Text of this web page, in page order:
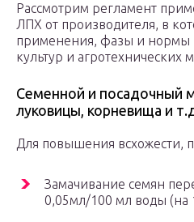
Рассмотрим регламент
ЛПХ от производителя, в
применения, фазы и нормы
культур и агротехнических
Семенной и посадочный
луковицы, корневища и
Для повышения всхожести,
Замачивание семян
0,05мл/100 мл воды (на